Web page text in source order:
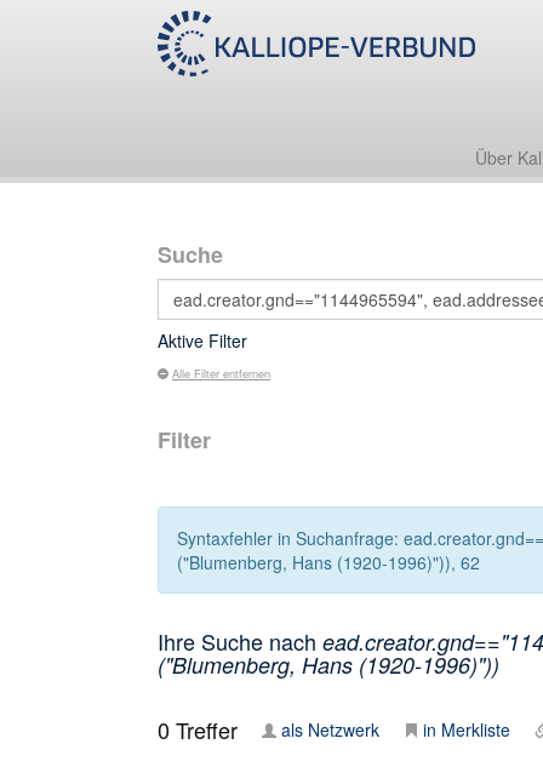
Über
Suche
Aktive Filter
Alle Filter entfernen
Filter
Syntaxfehler in Suchanfrage:
("Blumenberg, Hans (1920-1996)")), 62
Ihre Suche nach
("Blumenberg, Hans (1920-1996)"))
0Treffer als Netzwerk in Merkliste